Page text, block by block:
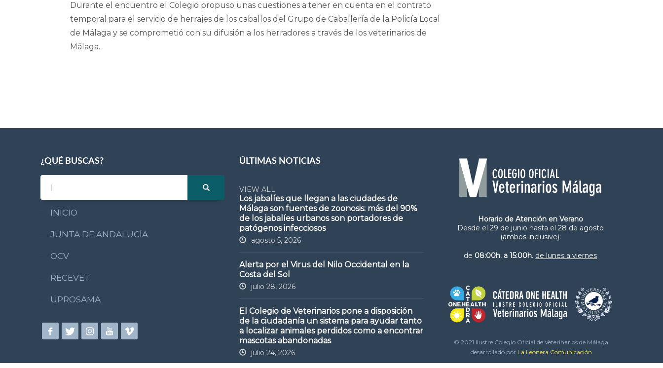
Durante el encuentro el Colegio propuso unas cuestiones a tener en cuenta en el contrato
temporal para el servicio de herrajes de los caballos del Grupo de Caballería de la Policía Local
de Málaga y se comprometió con su difusión a los herradores a través de los veterinarios de
Málaga.
¿QUÉ BUSCAS?
INICIO
JUNTA DE ANDALUCÍA
OCV
RECEVET
UPROSAMA
ÚLTIMAS NOTICIAS
VIEW ALL
Los jabalíes que llegan a las ciudades de
Málaga son fuentes de zoonosis: más del 90%
de los jabalíes urbanos son portadores de
patógenos infecciosos
agosto 5, 2026
Alerta por el Virus del Nilo Occidental en la
Costa del Sol
julio 28, 2026
El Colegio de Veterinarios pone a disposición
de la ciudadanía un sistema para ayudar tanto
a localizar animales perdidos como a encontrar
mascotas abandonadas
julio 24, 2026
Horario de Atención en Verano
Desde el 29 de junio hasta el 28 de agosto
(ambos inclusive):
de 08:00h. a 15:00h. de lunes a viernes
© 2021 Ilustre Colegio Oficial de Veterinarios de Málaga
desarrollado por La Leonera Comunicación